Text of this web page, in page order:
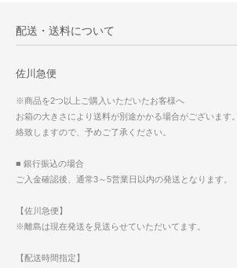
配送・送料について
佐川急便
※商品を2つ以上ご購入いただいたお客様へ
お箱の大きさにより送料が別途かかる場合がございます
絡致しますので、予めご了承ください。
■ 銀行振込の場合
ご入金確認後、通常3～5営業日以内の発送となります。
【佐川急便】
※離島は現在発送を見送らせていただいてます。
【配送時間指定】